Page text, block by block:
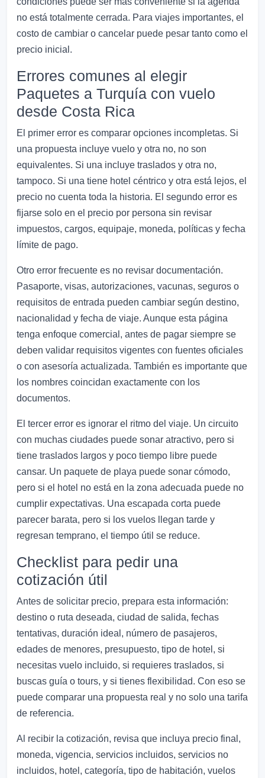
no está totalmente cerrada. Para viajes importantes, el
costo de cambiar o cancelar puede pesar tanto como el
precio inicial.
Errores comunes al elegir
Paquetes a Turquía con vuelo
desde Costa Rica
El primer error es comparar opciones incompletas. Si
una propuesta incluye vuelo y otra no, no son
equivalentes. Si una incluye traslados y otra no,
tampoco. Si una tiene hotel céntrico y otra está lejos, el
precio no cuenta toda la historia. El segundo error es
fijarse solo en el precio por persona sin revisar
impuestos, cargos, equipaje, moneda, políticas y fecha
límite de pago.
Otro error frecuente es no revisar documentación.
Pasaporte, visas, autorizaciones, vacunas, seguros o
requisitos de entrada pueden cambiar según destino,
nacionalidad y fecha de viaje. Aunque esta página
tenga enfoque comercial, antes de pagar siempre se
deben validar requisitos vigentes con fuentes oficiales
o con asesoría actualizada. También es importante que
los nombres coincidan exactamente con los
documentos.
El tercer error es ignorar el ritmo del viaje. Un circuito
con muchas ciudades puede sonar atractivo, pero si
tiene traslados largos y poco tiempo libre puede
cansar. Un paquete de playa puede sonar cómodo,
pero si el hotel no está en la zona adecuada puede no
cumplir expectativas. Una escapada corta puede
parecer barata, pero si los vuelos llegan tarde y
regresan temprano, el tiempo útil se reduce.
Checklist para pedir una
cotización útil
Antes de solicitar precio, prepara esta información:
destino o ruta deseada, ciudad de salida, fechas
tentativas, duración ideal, número de pasajeros,
edades de menores, presupuesto, tipo de hotel, si
necesitas vuelo incluido, si requieres traslados, si
buscas guía o tours, y si tienes flexibilidad. Con eso se
puede comparar una propuesta real y no solo una tarifa
de referencia.
Al recibir la cotización, revisa que incluya precio final,
moneda, vigencia, servicios incluidos, servicios no
incluidos, hotel, categoría, tipo de habitación, vuelos